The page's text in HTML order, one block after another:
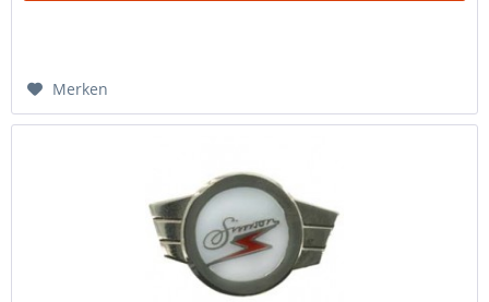
Merken